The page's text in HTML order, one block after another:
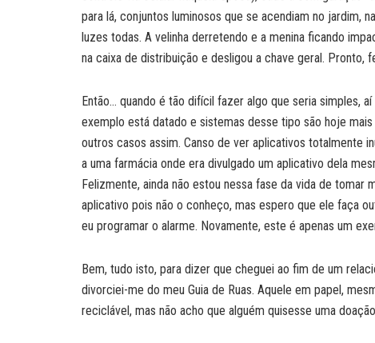
para lá, conjuntos luminosos que se acendiam no jardim,
luzes todas. A velinha derretendo e a menina ficando
na caixa de distribuição e desligou a chave geral. Pronto,
Então… quando é tão difícil fazer algo que seria simples,
exemplo está datado e sistemas desse tipo são hoje
outros casos assim. Canso de ver aplicativos totalmente
a uma farmácia onde era divulgado um aplicativo dela
Felizmente, ainda não estou nessa fase da vida de
aplicativo pois não o conheço, mas espero que ele faça
eu programar o alarme. Novamente, este é apenas um
Bem, tudo isto, para dizer que cheguei ao fim de um
divorciei-me do meu Guia de Ruas. Aquele em papel,
reciclável, mas não acho que alguém quisesse uma